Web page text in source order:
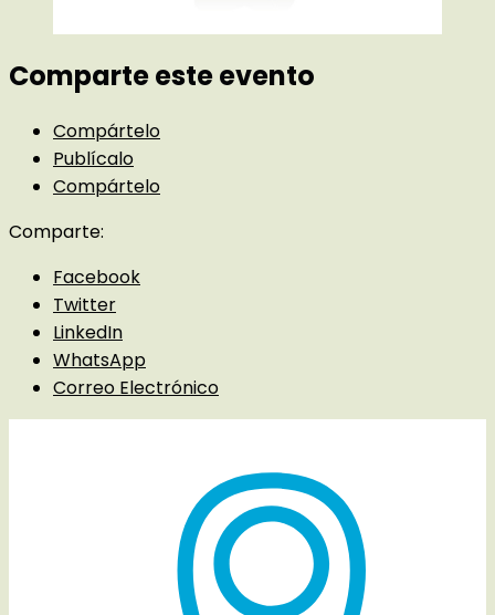
Comparte este evento
Compártelo
Publícalo
Compártelo
Comparte:
Facebook
Twitter
LinkedIn
WhatsApp
Correo Electrónico